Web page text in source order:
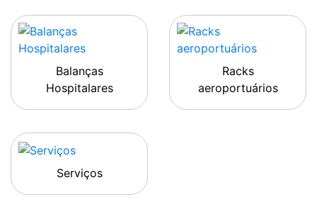
Balanças
Hospitalares
Racks
aeroportuários
Serviços